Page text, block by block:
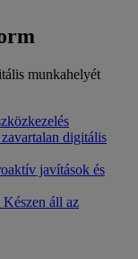
munkahelyét
zavartalan digitális
javítások és
Készen áll az